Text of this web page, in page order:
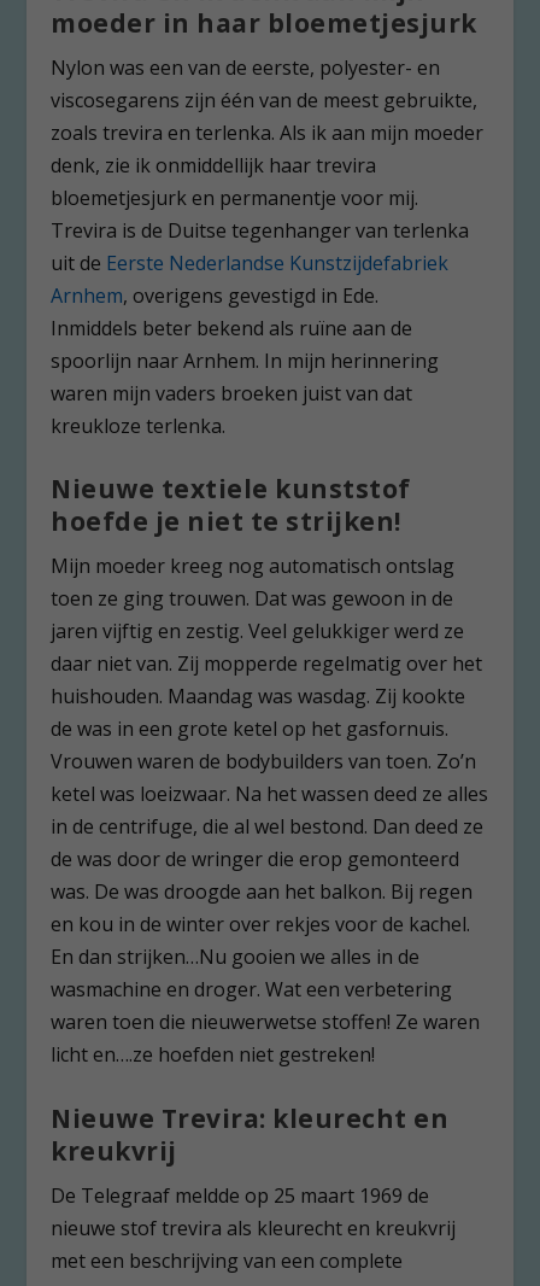
moeder in haar bloemetjesjurk
Nylon was een van de eerste, polyester- en
viscosegarens zijn één van de meest gebruikte,
zoals trevira en terlenka. Als ik aan mijn moeder
denk, zie ik onmiddellijk haar trevira
bloemetjesjurk en permanentje voor mij.
Trevira is de Duitse tegenhanger van terlenka
uit de Eerste Nederlandse Kunstzijdefabriek
Arnhem, overigens gevestigd in Ede.
Inmiddels beter bekend als ruïne aan de
spoorlijn naar Arnhem. In mijn herinnering
waren mijn vaders broeken juist van dat
kreukloze terlenka.
Nieuwe textiele kunststof
hoefde je niet te strijken!
Mijn moeder kreeg nog automatisch ontslag
toen ze ging trouwen. Dat was gewoon in de
jaren vijftig en zestig. Veel gelukkiger werd ze
daar niet van. Zij mopperde regelmatig over het
huishouden. Maandag was wasdag. Zij kookte
de was in een grote ketel op het gasfornuis.
Vrouwen waren de bodybuilders van toen. Zo’n
ketel was loeizwaar. Na het wassen deed ze alles
in de centrifuge, die al wel bestond. Dan deed ze
de was door de wringer die erop gemonteerd
was. De was droogde aan het balkon. Bij regen
en kou in de winter over rekjes voor de kachel.
En dan strijken…Nu gooien we alles in de
wasmachine en droger. Wat een verbetering
waren toen die nieuwerwetse stoffen! Ze waren
licht en….ze hoefden niet gestreken!
Nieuwe Trevira: kleurecht en
kreukvrij
De Telegraaf meldde op 25 maart 1969 de
nieuwe stof trevira als kleurecht en kreukvrij
met een beschrijving van een complete